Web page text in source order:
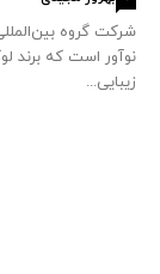
زیبایی...